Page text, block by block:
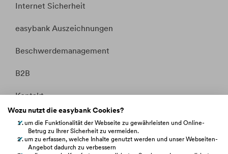
Wozu nutzt die easybank Cookies?
um die Funktionalität der Webseite zu gewährleisten und Online-
Betrug zu Ihrer Sicherheit zu vermeiden.
um zu erfassen, welche Inhalte genutzt werden und unser Webseiten-
Angebot dadurch zu verbessern
Internet Sicherheit
easybank Auszeichnungen
Beschwerdemanagement
B2B
Kontakt
Whistleblowing
Fakten &Entitätsdefinition